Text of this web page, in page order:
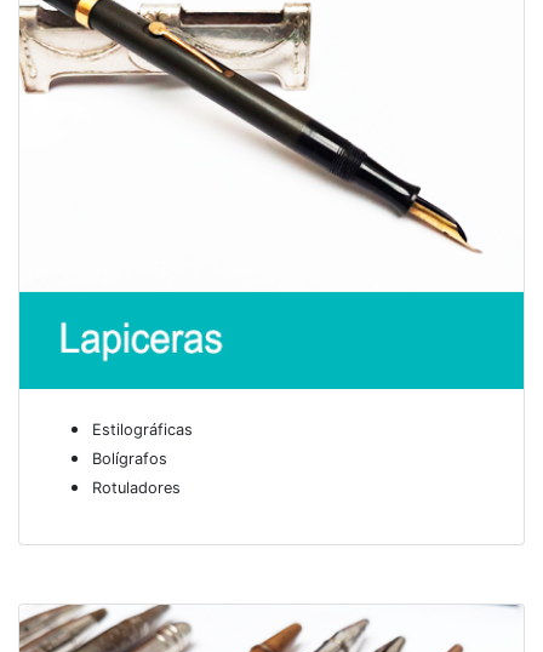
Estilográficas
Bolígrafos
Rotuladores